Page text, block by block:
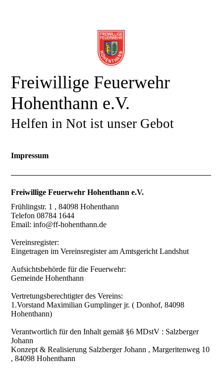
Freiwillige Feuerwehr
Hohenthann e.V.
Helfen in Not ist unser Gebot
Impressum
Freiwillige Feuerwehr Hohenthann e.V.
Frühlingstr. 1 , 84098 Hohenthann
Telefon 08784 1644
Email: info@ff-hohenthann.de
Vereinsregister:
Eingetragen im Vereinsregister am Amtsgericht Landshut
Aufsichtsbehörde für die Feuerwehr:
Gemeinde Hohenthann
Vertretungsberechtigter des Vereins:
1.Vorstand Maximilian Gumplinger jr. ( Donhof, 84098
Hohenthann)
Verantwortlich für den Inhalt gemäß §6 MDstV : Salzberger
Johann
Konzept & Realisierung Salzberger Johann , Margeritenweg 10
, 84098 Hohenthann